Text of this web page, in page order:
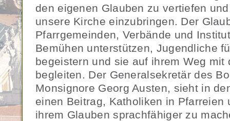
den eigenen Glauben zu vertiefen
unsere Kirche einzubringen. Der
Pfarrgemeinden, Verbände und
Bemühen unterstützen, Jugendliche
begeistern und sie auf ihrem Weg mit
begleiten. Der Generalsekretär des
Monsignore Georg Austen, sieht in
einen Beitrag, Katholiken in Pfarreien
ihrem Glauben sprachfähiger zu